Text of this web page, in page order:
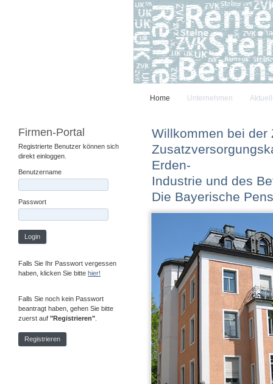
Firmen-Portal
Registrierte Benutzer können sich
direkt einloggen.
Benutzername
Passwort
Login
Falls Sie Ihr Passwort vergessen
haben, klicken Sie bitte hier!
Falls Sie noch kein Passwort
beantragt haben, gehen Sie bitte
zuerst auf "Registrieren"
Registrieren
Home Unternehmen
Willkommen bei der
Erden-
Industrie und des
Die Bayerische